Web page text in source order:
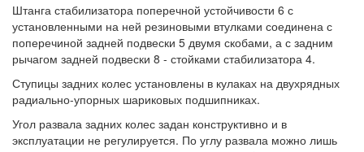
Штанга стабилизатора поперечной устойчивости 6 с
установленными на ней резиновыми втулками соединена с
попе­речиной задней подвески 5 двумя скобами, а с задним
рычагом задней подвески 8 - стойками стабилизатора 4.
Ступицы задних колес установлены в ку­лаках на двухрядных
радиально-упорных шариковых подшипниках.
Угол развала задних колес задан кон­структивно и в
эксплуатации не регули­руется. По углу развала можно лишь